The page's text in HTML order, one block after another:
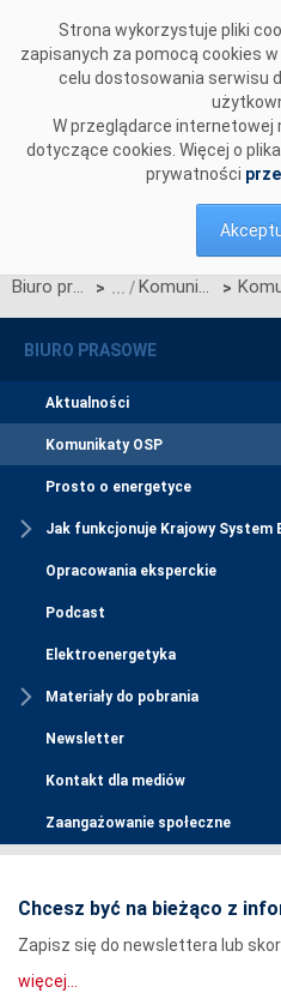
Strona wykorzystuje pliki
zapisanych za pomocą cookies
celu dostosowania serwisu
W przeglądarce
dotyczące cookies. Więcej o
prywatności
Biuro prasowe > Komunikaty OSP >
BIURO PRASOWE
Aktualności
Komunikaty OSP
Prosto o energetyce
Jak funkcjonuje Krajowy System
Opracowania eksperckie
Podcast
Elektroenergetyka
Materiały do pobrania
Newsletter
Kontakt dla mediów
Zaangażowanie społeczne
Chcesz być na bieżąco z
Zapisz się do newslettera lub
więcej...